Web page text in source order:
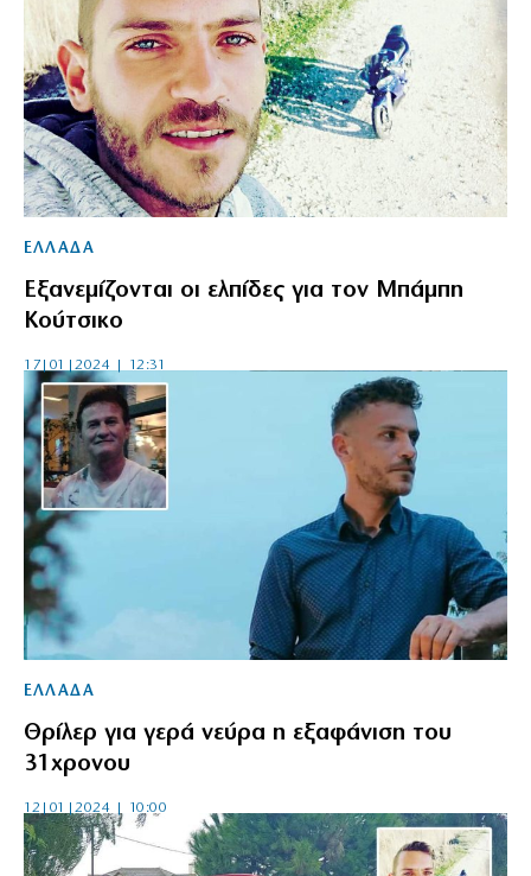
ΕΛΛΑΔΑ
Εξανεμίζονται οι ελπίδες για τον Μπάμπη
Κούτσικο
17|01|2024 | 12:31
ΕΛΛΑΔΑ
Θρίλερ για γερά νεύρα η εξαφάνιση του
31χρονου
12|01|2024 | 10:00